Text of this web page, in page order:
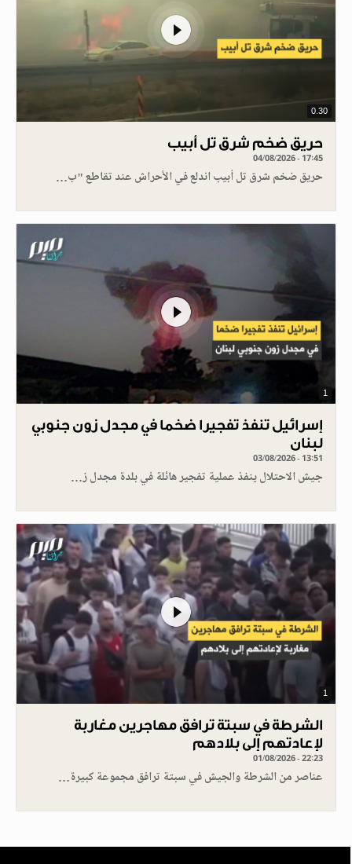
0.30
حريق ضخم شرق تل أبيب
04/08/2026 - 17:45
حريق ضخم شرق تل أبيب اندلع في الأحراش عند تقاطع "ب…
1
إسرائيل تنفذ تفجيرا ضخما في مجدل زون جنوبي
لبنان
03/08/2026 - 13:51
جيش الاحتلال ينفذ عملية تفجير هائلة في بلدة مجدل ز…
1
الشرطة في سبتة ترافق مهاجرين مغاربة
لإعادتهم إلى بلادهم
01/08/2026 - 22:23
عناصر من الشرطة والجيش في سبتة ترافق مجموعة كبيرة…